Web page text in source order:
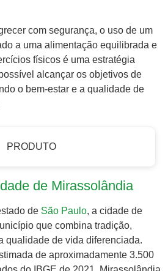
com segurança, o uso de um
a uma alimentação equilibrada e
físicos é uma estratégia
alcançar os objetivos de
o bem-estar e a qualidade de
PRODUTO
de Mirassolândia
de São Paulo, a cidade de
que combina tradição,
qualidade de vida diferenciada.
de aproximadamente 3.500